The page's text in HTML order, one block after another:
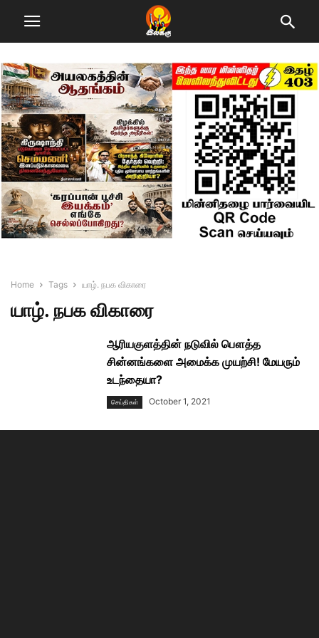
Home Tags யாழ். நபக விகாரை
யாழ். நபக விகாரை
ஆரியகுளத்தின் நடுவில் பௌத்த
சின்னங்களை அமைக்க முயற்சி! மேயரும்
உடந்தையா?
செய்திகள் October 1, 2021